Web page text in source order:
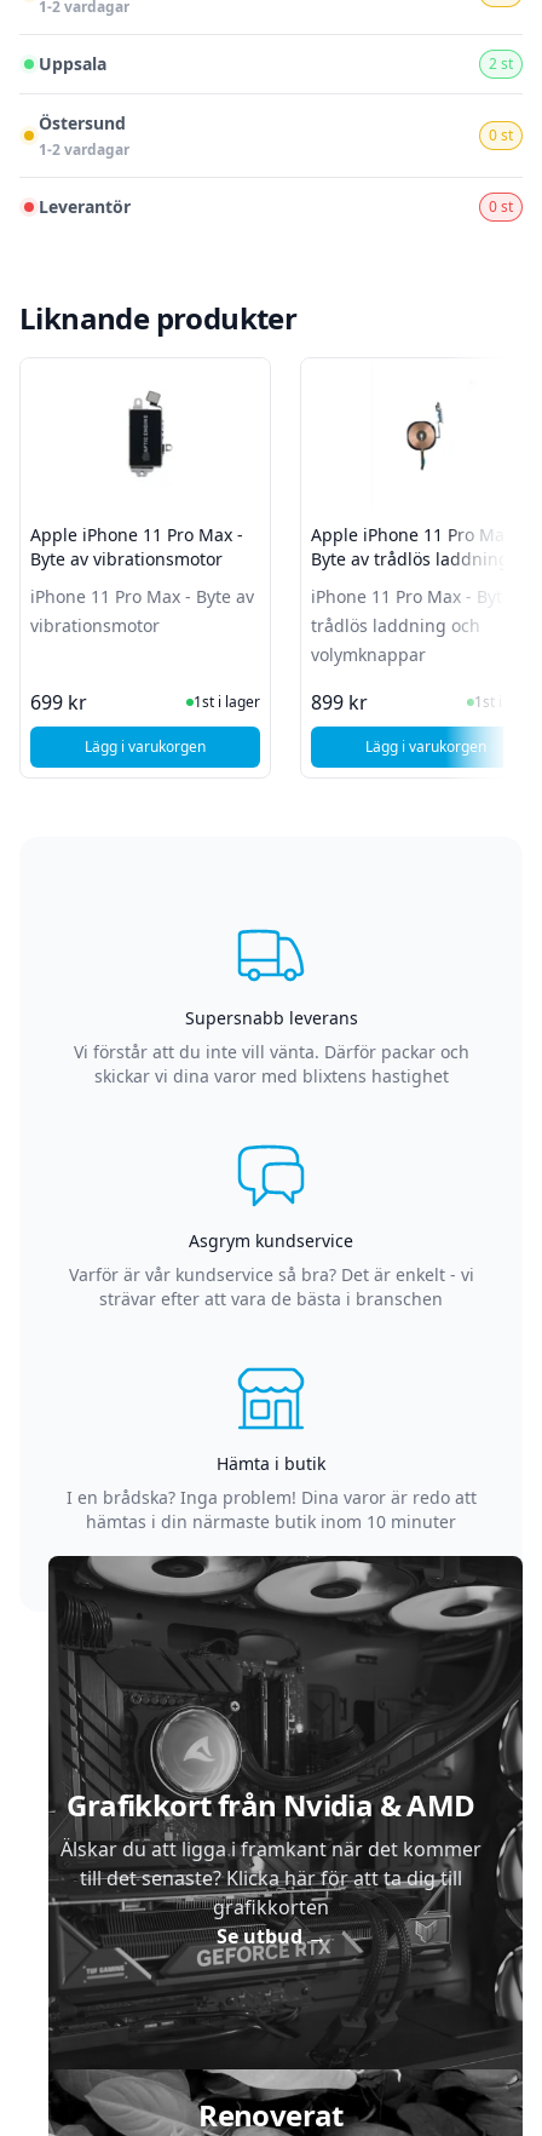
1-2 vardagar
Uppsala 2 st
Östersund
1-2 vardagar
0 st
Leverantör 0 st
Liknande produkter
Apple iPhone 11 Pro Max -
Byte av vibrationsmotor
iPhone 11 Pro Max - Byte av
vibrationsmotor
699 kr I Lager
1st i lager
Lägg i varukorgen, Apple iPhone 11 Pro Max - Byte av vibrationsmotor
Apple iPhone 11 Pro Max -
Byte av trådlös laddning
iPhone 11 Pro Max - Byte av
trådlös laddning och
volymknappar
899 kr I Lager
1st i lager
Lägg i varukorgen
Supersnabb leverans
Vi förstår att du inte vill vänta. Därför packar och
skickar vi dina varor med blixtens hastighet
Asgrym kundservice
Varför är vår kundservice så bra? Det är enkelt - vi
strävar efter att vara de bästa i branschen
Hämta i butik
I en brådska? Inga problem! Dina varor är redo att
hämtas i din närmaste butik inom 10 minuter
Grafikkort från Nvidia & AMD
Älskar du att ligga i framkant när det kommer
till det senaste? Klicka här för att ta dig till
grafikkorten
Se utbud→
Renoverat